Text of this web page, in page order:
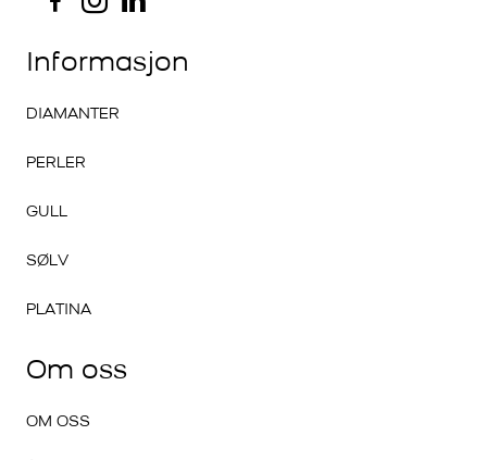
Informasjon
DIAMANTER
PERLER
GULL
SØLV
PLATINA
Om oss
OM OSS